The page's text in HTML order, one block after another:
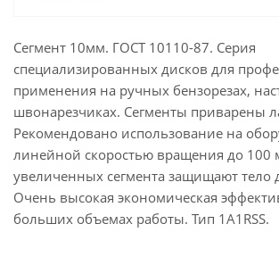
Сегмент 10мм. ГОСТ 10110-87. Серия
специализированных дисков для
применения на ручных бензорезах,
швонарезчиках. Сегменты приварены
Рекомендовано использование на
линейной скоростью вращения до 100
увеличенных сегмента защищают тело
Очень высокая экономическая
больших объемах работы. Тип 1A1RSS.